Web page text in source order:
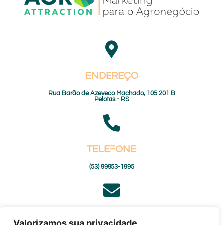
Valorizamos sua privacidade
ENDEREÇO
Rua Barão de Azevedo Machado, 105 201 B
Pelotas - RS
TELEFONE
(53) 99953-1995